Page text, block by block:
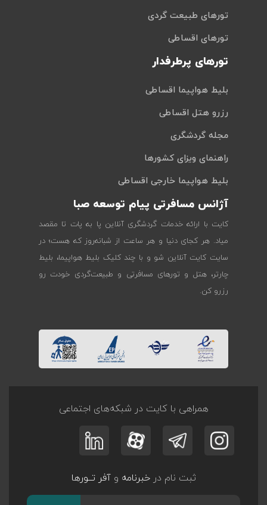
تورهای طبیعت گردی
تورهای اقساطی
تورهای پرطرفدار
بلیط هواپیما اقساطی
رزرو هتل اقساطی
مجله گردشگری
راهنمای ویزای کشورها
بلیط هواپیما خارجی اقساطی
آژانس مسافرتی پیام توسعه صبا
کایت با ارائه خدمات گردشگری آنلاین پا به پات تا مقصد
میاد. هر کجای دنیا و هر ساعت از شبانه‌روز که هست؛ در
سایت کایت آنلاین شو و با چند کلیک بلیط هواپیما، بلیط
چارتر، هتل و تورهای مسافرتی و طبیعت‌گردی خودت رو
رزرو کن.
همراهی با کایت در شبکه‌های اجتماعی
ثبت نام درخبرنامه وآفر تــورها